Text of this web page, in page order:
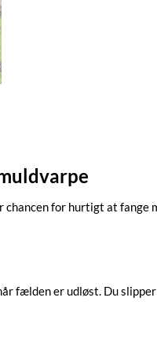
for hurtigt at
fælden er udløst. Du